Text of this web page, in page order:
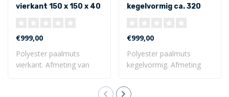
vierkant 150 x 150 x 40
€999,00
Polyester paalmuts
vierkant. Afmeting van
kegelvormig ca. 320
€999,00
Polyester paalmuts
kegelvormig. Afmeting